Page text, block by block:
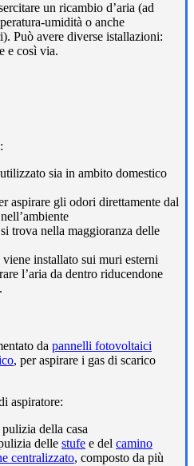
un ricambio d’aria (ad
umidità o anche
Può avere diverse istallazioni:
e così via.
sia in ambito domestico
aspirare gli odori direttamente dal
trova nella maggioranza delle
viene installato sui muri esterni
l’aria da dentro riducendone
da pannelli fotovoltaici
, per aspirare i gas di scarico
aspiratore:
della casa
delle stufe e del camino
centralizzato, composto da più